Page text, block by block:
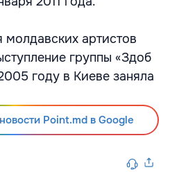
артистов
группы «Здоб
году в Киеве заняла
Point.md в Google